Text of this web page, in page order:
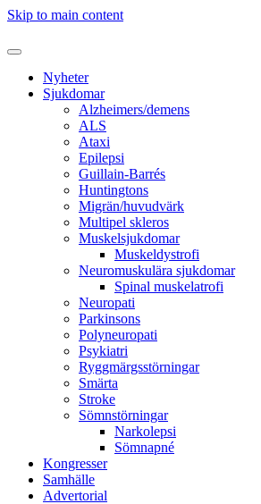
Skip to main content
Nyheter
Sjukdomar
Alzheimers/demens
ALS
Ataxi
Epilepsi
Guillain-Barrés
Huntingtons
Migrän/huvudvärk
Multipel skleros
Muskelsjukdomar
Muskeldystrofi
Neuromuskulära sjukdomar
Spinal muskelatrofi
Neuropati
Parkinsons
Polyneuropati
Psykiatri
Ryggmärgsstörningar
Smärta
Stroke
Sömnstörningar
Narkolepsi
Sömnapné
Kongresser
Samhälle
Advertorial